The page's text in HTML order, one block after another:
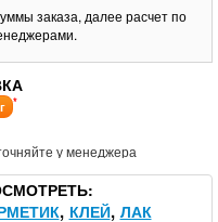
заказа, далее расчет по
*
у менеджера
КЛЕЙ ЛАК